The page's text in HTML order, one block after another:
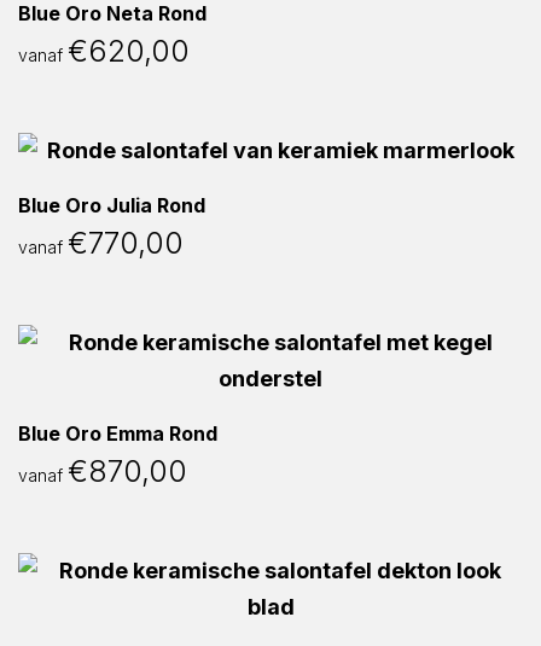
Blue Oro Neta Rond
vanaf €620,00
Blue Oro Julia Rond
vanaf €770,00
Blue Oro Emma Rond
vanaf €870,00